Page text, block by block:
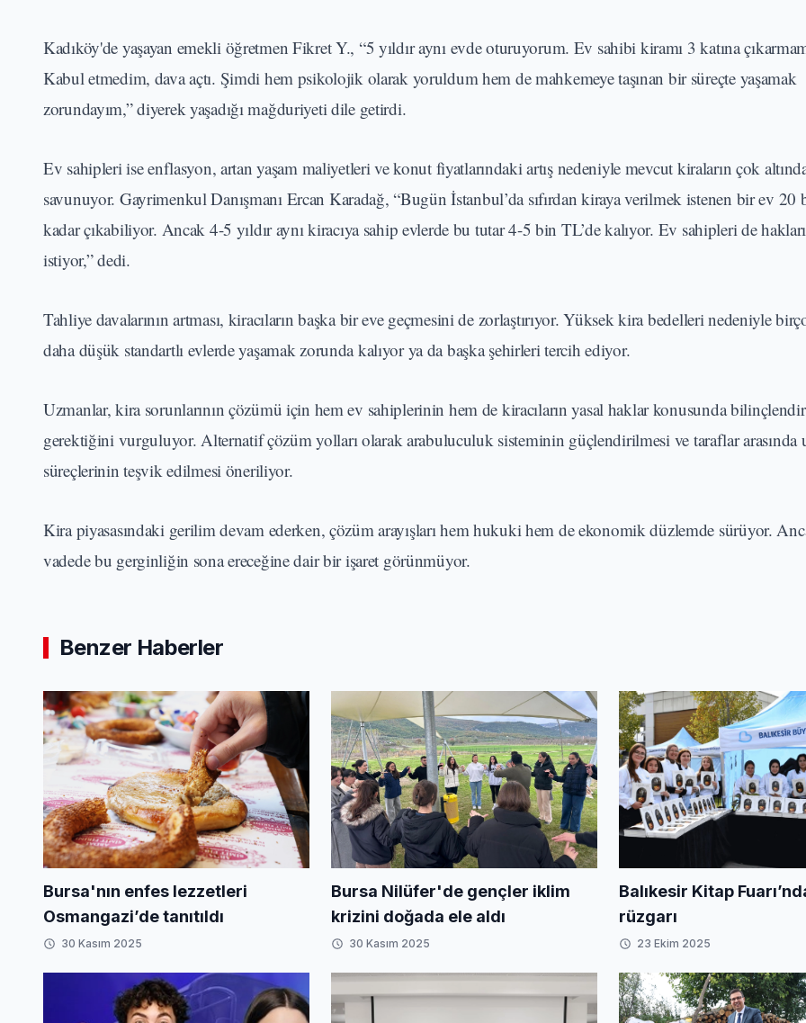
Kadıköy'de yaşayan emekli öğretmen Fikret Y., “5 yıldır aynı evde oturuyorum. Ev sahibi kiramı 3 katına
Kabul etmedim, dava açtı. Şimdi hem psikolojik olarak yoruldum hem de mahkemeye taşınan bir süreçte yaşamak
zorundayım,” diyerek yaşadığı mağduriyeti dile getirdi.
Ev sahipleri ise enflasyon, artan yaşam maliyetleri ve konut fiyatlarındaki artış nedeniyle mevcut kiraların çok altında
savunuyor. Gayrimenkul Danışmanı Ercan Karadağ, “Bugün İstanbul’da sıfırdan kiraya verilmek istenen bir ev 20
kadar çıkabiliyor. Ancak 4-5 yıldır aynı kiracıya sahip evlerde bu tutar 4-5 bin TL’de kalıyor. Ev sahipleri de
istiyor,” dedi.
Tahliye davalarının artması, kiracıların başka bir eve geçmesini de zorlaştırıyor. Yüksek kira bedelleri nedeniyle
daha düşük standartlı evlerde yaşamak zorunda kalıyor ya da başka şehirleri tercih ediyor.
Uzmanlar, kira sorunlarının çözümü için hem ev sahiplerinin hem de kiracıların yasal haklar konusunda
gerektiğini vurguluyor. Alternatif çözüm yolları olarak arabuluculuk sisteminin güçlendirilmesi ve taraflar arasında
süreçlerinin teşvik edilmesi öneriliyor.
Kira piyasasındaki gerilim devam ederken, çözüm arayışları hem hukuki hem de ekonomik düzlemde sürüyor.
vadede bu gerginliğin sona ereceğine dair bir işaret görünmüyor.
Benzer Haberler
Bursa'nın enfes lezzetleri
Osmangazi’de tanıtıldı
30 Kasım 2025
Bursa Nilüfer'de gençler iklim
krizini doğada ele aldı
30 Kasım 2025
Balıkesir Kitap
rüzgarı
23 Ekim 2025